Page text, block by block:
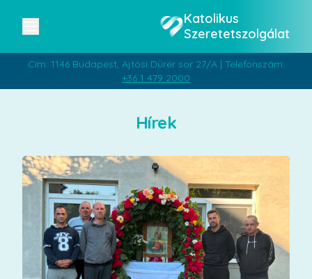
Katolikus
Szeretetszolgálat
Cím: 1146 Budapest, Ajtósi Dürer sor 27/A | Telefonszám:
+36 1 479 2000
Hírek